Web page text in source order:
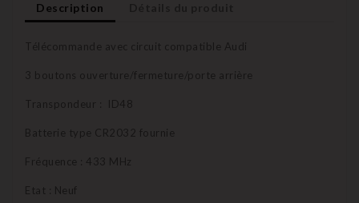
Description
Télécommande avec circuit compatible Audi
3 boutons ouverture/fermeture/porte arrière
Transpondeur : ID48
Batterie type CR2032 fournie
Fréquence : 433 MHz
Etat : Neuf